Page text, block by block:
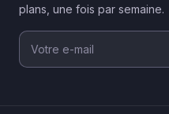
plans, une fois par semaine.